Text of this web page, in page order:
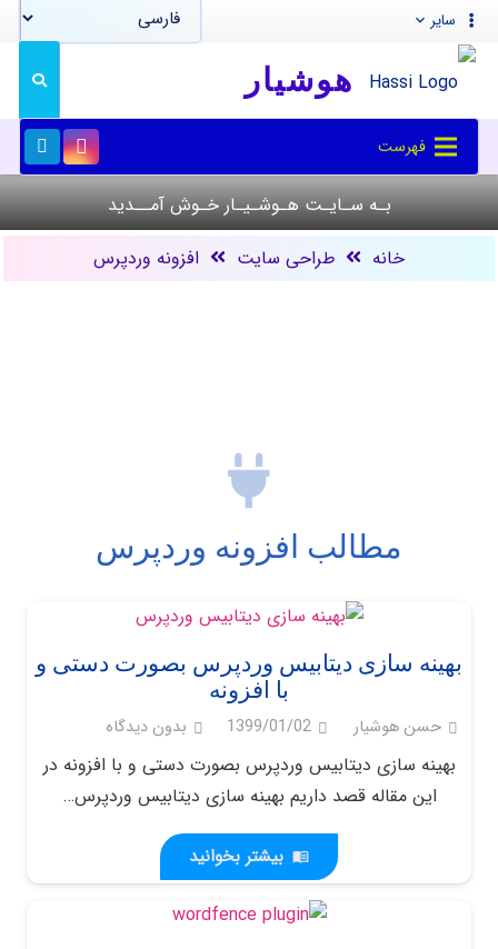
سایر
هوشیار
فهرست
بـه سـایـت هـوشـیـار خـوش آمــدید
خانه
طراحی سایت افزونه وردپرس
مطالب افزونه وردپرس
بهینه سازی دیتابیس وردپرس بصورت دستی و
با افزونه
حسن هوشیار 1399/01/02 بدون دیدگاه
بهینه سازی دیتابیس وردپرس بصورت دستی و با افزونه در
این مقاله قصد داریم بهینه سازی دیتابیس وردپرس…
menu_book بیشتر بخوانید